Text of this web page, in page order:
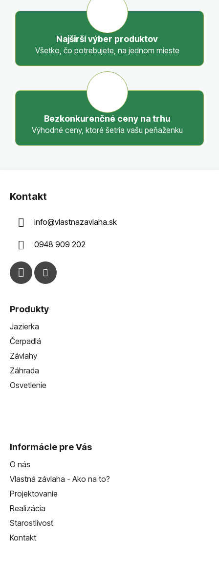
y
v
ý
i
Najširší výber produktov
Všetko, čo potrebujete, na jednom mieste
Bezkonkurenčné ceny na trhu
Výhodné ceny, ktoré šetria vašu peňaženku
Kontakt
info@vlastnazavlaha.sk
0948 909 202
Produkty
Jazierka
Čerpadlá
Závlahy
Záhrada
Osvetlenie
Informácie pre Vás
O nás
Vlastná závlaha - Ako na to?
Projektovanie
Realizácia
Starostlivosť
Kontakt